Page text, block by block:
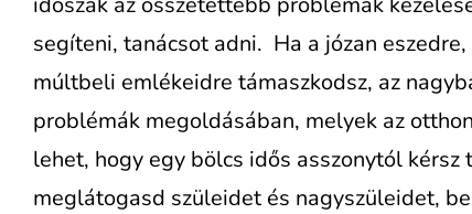
segíteni, tanácsot adni. Ha a józan
múltbeli emlékeidre támaszkodsz, az
problémák megoldásában, melyek az
lehet, hogy egy bölcs idős asszonytól
meglátogasd szüleidet és nagyszüleidet,